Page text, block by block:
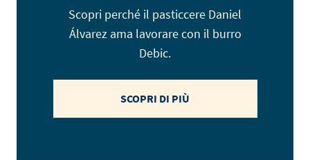
Scopri perché il pasticcere Daniel
Álvarez ama lavorare con il burro
Debic.
SCOPRI DI PIÙ